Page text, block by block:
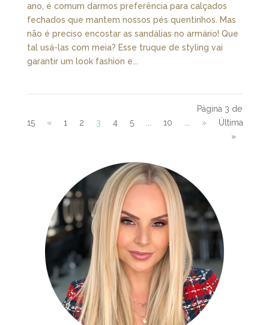
ano, é comum darmos preferência para calçados
fechados que mantem nossos pés quentinhos. Mas
não é preciso encostar as sandálias no armário! Que
tal usá-las com meia? Esse truque de styling vai
garantir um look fashion e...
Página 3 de
15
« 1 2 3 4 5 10 »
Última
»